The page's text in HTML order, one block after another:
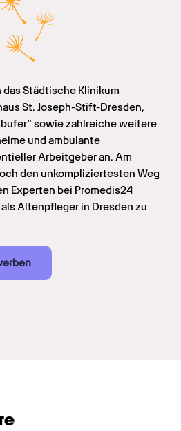
das Städtische Klinikum
St. Joseph-Stift-Dresden,
sowie zahlreiche weitere
und ambulante
Arbeitgeber an. Am
den unkompliziertesten Weg
Experten bei Promedis24
Altenpfleger in Dresden zu